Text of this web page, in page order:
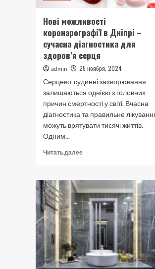
Нові можливості
коронарографії в Дніпрі –
сучасна діагностика для
здоров’я серця
admin
25 ноября, 2024
Серцево-судинні захворювання
залишаються однією з головних
причин смертності у світі. Вчасна
діагностика та правильне
можуть врятувати тисячі життів.
Одним...
Читать далееПрочитать
Нові
можливості
коронарографії
в
Дніпрі
–
сучасна
діагностика
для
здоров’я